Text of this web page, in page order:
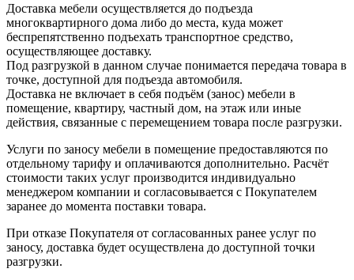
Доставка мебели осуществляется до подъезда
многоквартирного дома либо до места, куда может
беспрепятственно подъехать транспортное средство,
осуществляющее доставку.
Под разгрузкой в данном случае понимается передача товара в
точке, доступной для подъезда автомобиля.
Доставка не включает в себя подъём (занос) мебели в
помещение, квартиру, частный дом, на этаж или иные
действия, связанные с перемещением товара после разгрузки.
Услуги по заносу мебели в помещение предоставляются по
отдельному тарифу и оплачиваются дополнительно. Расчёт
стоимости таких услуг производится индивидуально
менеджером компании и согласовывается с Покупателем
заранее до момента поставки товара.
При отказе Покупателя от согласованных ранее услуг по
заносу, доставка будет осуществлена до доступной точки
разгрузки.